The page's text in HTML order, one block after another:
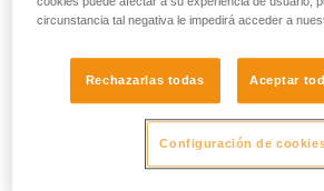
circunstancia tal negativa le impedirá acceder a
Rechazarlas todas Aceptar
Configuración de